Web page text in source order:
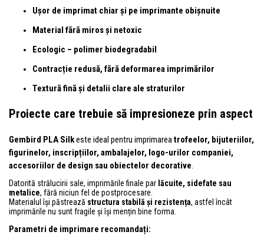
Ușor de imprimat chiar și pe imprimante obișnuite
Material fără miros și netoxic
Ecologic – polimer biodegradabil
Contracție redusă, fără deformarea imprimărilor
Textură fină și detalii clare ale straturilor
Proiecte care trebuie să impresioneze prin aspect
Gembird PLA Silkeste ideal pentru imprimareatrofeelor, bijuteriilor,
figurinelor, inscripțiilor, ambalajelor, logo-urilor companiei,
accesoriilor de design sau obiectelor decorative.
Datorită strălucirii sale, imprimările finale par lăcuite, sidefate sau
metalice, fără niciun fel de postprocesare.
Materialul își păstrează structura stabilă și rezistența, astfel încât
imprimările nu sunt fragile și își mențin bine forma.
Parametri de imprimare recomandați: